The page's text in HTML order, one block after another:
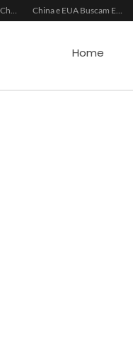
Xabi Alonso Assume Chelsea: Nova Estratégia Gerencial e Contrato Até 2030 China e EUA Buscam Expansão do Comércio Agrícola
Home